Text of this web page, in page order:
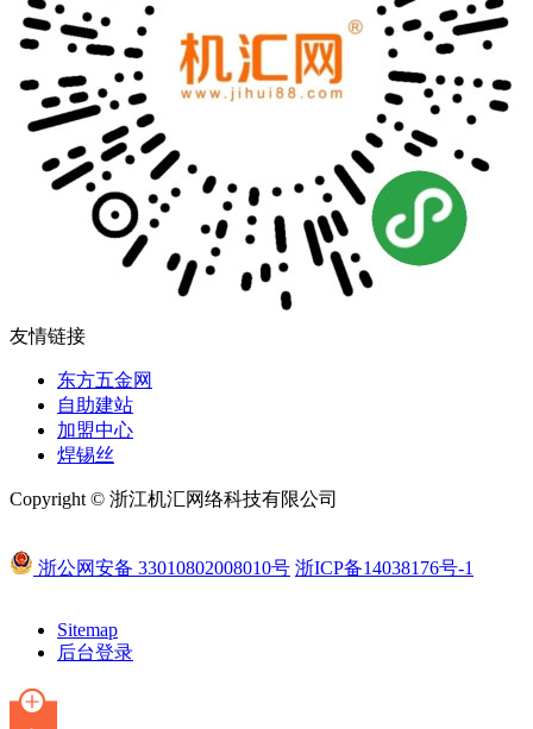
友情链接
东方五金网
自助建站
加盟中心
焊锡丝
Copyright © 浙江机汇网络科技有限公司
浙公网安备 33010802008010号 浙ICP备14038176号-1
Sitemap
后台登录